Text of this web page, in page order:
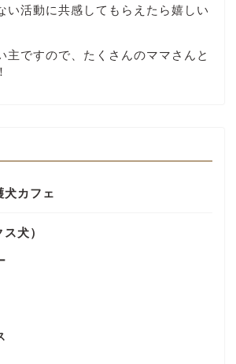
い活動に共感してもらえたら嬉しい
主ですので、たくさんのママさんと
犬カフェ
犬）